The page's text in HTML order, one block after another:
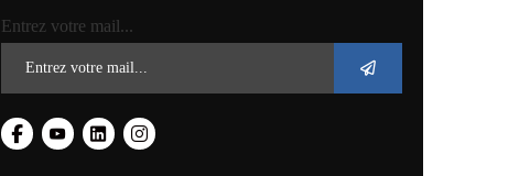
Entrez votre mail...